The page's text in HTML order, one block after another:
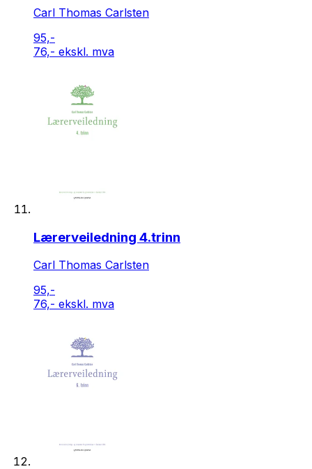
Carl Thomas Carlsten
95,-
76,- ekskl. mva
Lærerveiledning 4.trinn
Carl Thomas Carlsten
95,-
76,- ekskl. mva